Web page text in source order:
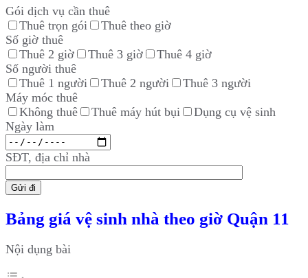
Gói dịch vụ cần thuê
Thuê trọn gói
Thuê theo giờ
Số giờ thuê
Thuê 2 giờ
Thuê 3 giờ
Thuê 4 giờ
Số người thuê
Thuê 1 người
Thuê 2 người
Thuê 3 người
Máy móc thuê
Không thuê
Thuê máy hút bụi
Dụng cụ vệ sinh
Ngày làm
SĐT, địa chỉ nhà
Bảng giá vệ sinh nhà theo giờ Quận 11
Nội dụng bài